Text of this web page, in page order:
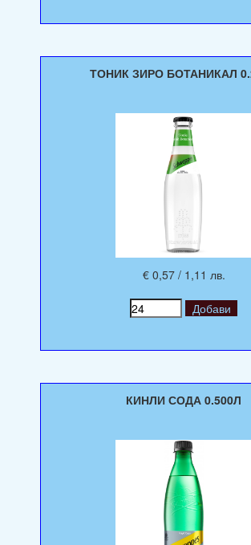
ТОНИК ЗИРО БОТАНИКАЛ
€ 0,57 / 1,11 лв.
КИНЛИ СОДА 0.500Л